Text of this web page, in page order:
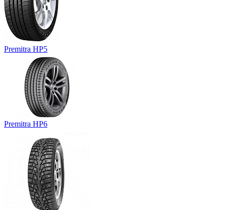
Premitra HP5
Premitra HP6